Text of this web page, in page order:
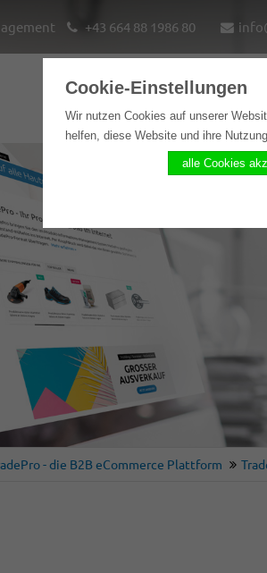
+43 664 88 1986 80
Home Lösungen
- die B2B eCommerce Plattform
Cookie-Einstellungen
Wir nutzen Cookies auf unserer
helfen, diese Website und ihre
alle Cookies